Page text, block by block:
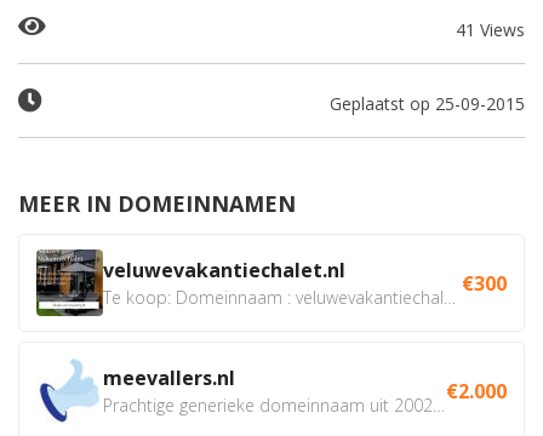
41 Views
Geplaatst op 25-09-2015
MEER IN DOMEINNAMEN
veluwevakantiechalet.nl €300
meevallers.nl €2.000